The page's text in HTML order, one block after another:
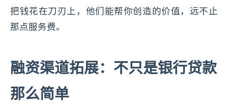
把钱花在刀刃上，他们能帮你创造的价值，远不止
那点服务费。
融资渠道拓展：不只是银行贷款
那么简单